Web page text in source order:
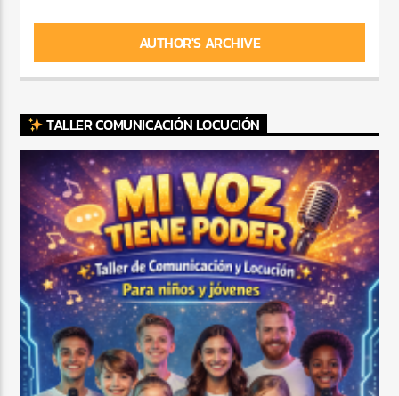
AUTHOR'S ARCHIVE
TALLER COMUNICACIÓN LOCUCIÓN